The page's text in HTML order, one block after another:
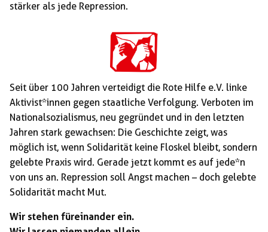
stärker als jede Repression.
Seit über 100 Jahren verteidigt die Rote Hilfe e.V. linke
Aktivist*innen gegen staatliche Verfolgung. Verboten im
Nationalsozialismus, neu gegründet und in den letzten
Jahren stark gewachsen: Die Geschichte zeigt, was
möglich ist, wenn Solidarität keine Floskel bleibt, sondern
gelebte Praxis wird. Gerade jetzt kommt es auf jede*n
von uns an. Repression soll Angst machen – doch gelebte
Solidarität macht Mut.
Wir stehen füreinander ein.